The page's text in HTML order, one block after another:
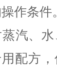
作条件
汽、
配方